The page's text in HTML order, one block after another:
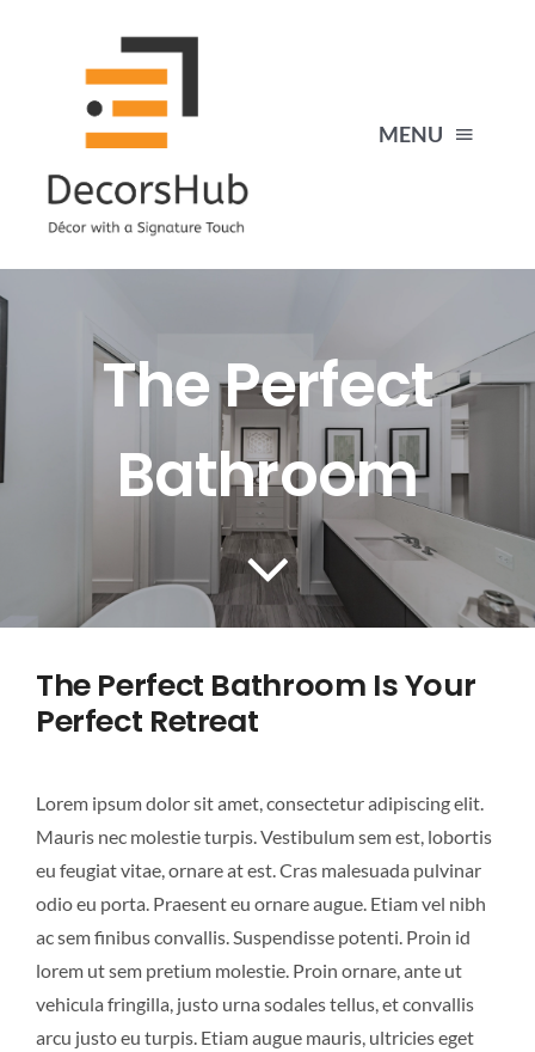
MENU
HOME
MEDIA WALL
GYPSUM PARTITIONS
LANDSCAPING
FLOORING
CONTACT US
The Perfect
Bathroom
The Perfect Bathroom Is Your
Perfect Retreat
Lorem ipsum dolor sit amet, consectetur adipiscing elit.
Mauris nec molestie turpis. Vestibulum sem est, lobortis
eu feugiat vitae, ornare at est. Cras malesuada pulvinar
odio eu porta. Praesent eu ornare augue. Etiam vel nibh
ac sem finibus convallis. Suspendisse potenti. Proin id
lorem ut sem pretium molestie. Proin ornare, ante ut
vehicula fringilla, justo urna sodales tellus, et convallis
arcu justo eu turpis. Etiam augue mauris, ultricies eget